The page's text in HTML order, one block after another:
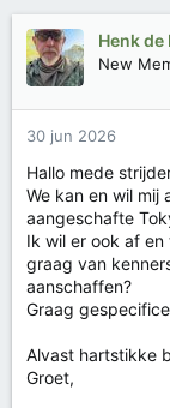
w
e
r
p
s
a
r
t
e
r
Henk de
New
30 jun 2026
Hallo mede
We kan en wil mij
aangeschafte
Ik wil er ook af en
graag van
aanschaffen?
Graag
Alvast hartstikke
Groet,